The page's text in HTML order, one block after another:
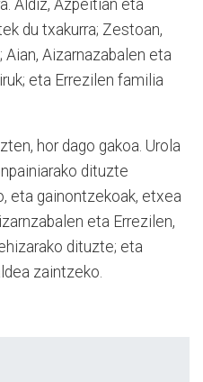
Aldiz, Azpeitian eta
du txakurra; Zestoan,
Aizarnazabalen eta
eta Errezilen familia
hor dago gakoa. Urola
dituzte
eta gainontzekoak, etxea
eta Errezilen,
dituzte; eta
zaintzeko.